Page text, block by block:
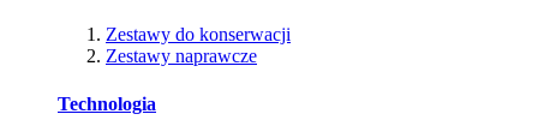
Zestawy do konserwacji
Zestawy naprawcze
Technologia